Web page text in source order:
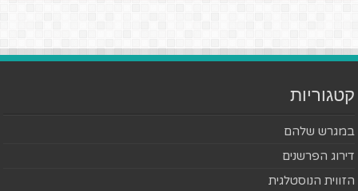
קטגוריות
במגרש שלהם
דירוג הפרשנים
הזווית הנוסטלגית